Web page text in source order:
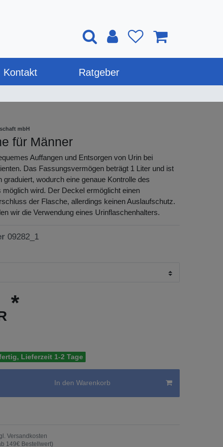
Kontakt Ratgeber
mbH
für Männer
Auffangen und Entsorgen von Urin bei
Das Fassungsvermögen beträgt 1 Liter und ist
graduiert, wodurch eine genaue Kontrolle des
möglich wird. Der Deckel ermöglicht einen
der Flasche, allerdings keinen Auslaufschutz.
wir die Verwendung eines Urinflaschenhalters.
09282_1
*
Lieferzeit 1-2 Tage
In den Warenkorb
Versandkosten
149€ Bestellwert)